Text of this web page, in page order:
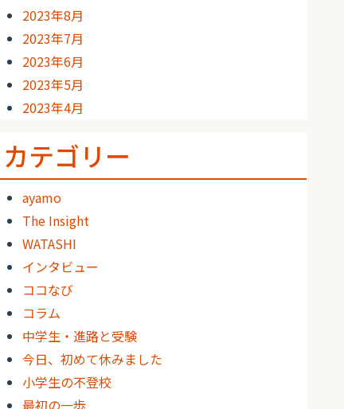
2023年8月
2023年7月
2023年6月
2023年5月
2023年4月
カテゴリー
ayamo
The Insight
WATASHI
インタビュー
ココなび
コラム
中学生・進路と受験
今日、初めて休みました
小学生の不登校
最初の一歩